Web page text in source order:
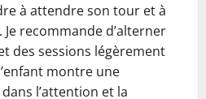
à attendre son tour et à
recommande d’alterner
des sessions légèrement
montre une
l’attention et la